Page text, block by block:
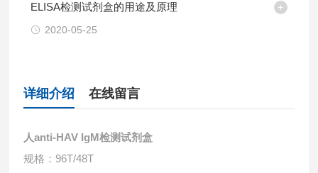
ELISA检测试剂盒的用途及原理
2020-05-25
详细介绍 在线留言
人anti-HAV IgM检测试剂盒
规格：96T/48T